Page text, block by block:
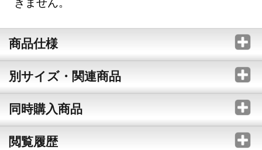
商品仕様
別サイズ・関連商品
同時購入商品
閲覧履歴